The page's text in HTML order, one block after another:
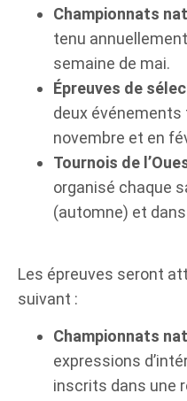
Championnats
tenu
semaine de mai.
Épreuves de
deux
novembre et en
Tournois de
organisé chaque
(automne) et dans
Les épreuves seront
suivant :
Championnats
expressions
inscrits dans une